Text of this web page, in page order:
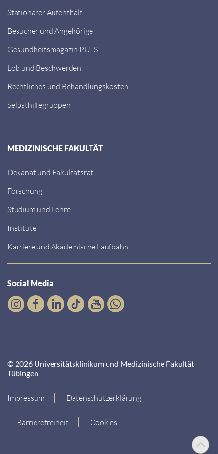
Nach
oben
Stationärer Aufenthalt
Besucher und Angehörige
Gesundheitsmagazin PULS
Lob und Beschwerden
Rechtliches und Behandlungskosten
Selbsthilfegruppen
MEDIZINISCHE FAKULTÄT
Dekanat und Fakultätsrat
Forschung
Studium und Lehre
Institute
Karriere und Akademische Laufbahn
Social Media
© 2026 Universitätsklinikum und Medizinische Fakultät
Tübingen
Impressum Datenschutzerklärung
Barrierefreiheit Cookies